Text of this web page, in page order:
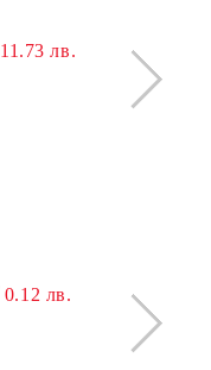
11.73 лв.
0.12 лв.